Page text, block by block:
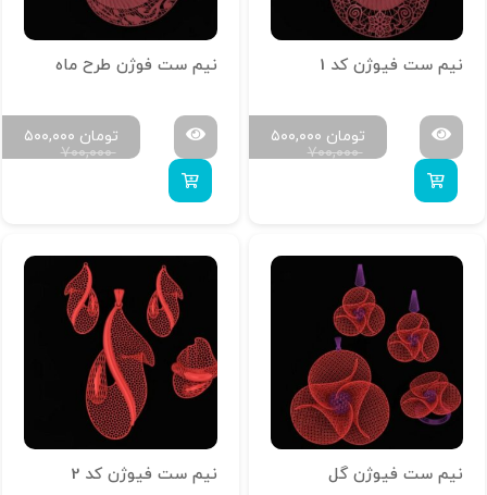
نیم ست فیوژن کد 1
۷۰۰,۰۰۰
۵۰۰,۰۰۰ تومان
نیم ست فوژن طرح ماه
۷۰۰,۰۰۰
۵۰۰,۰۰۰ تومان
نیم ست فیوژن گل نیم ست فیوژن کد 2